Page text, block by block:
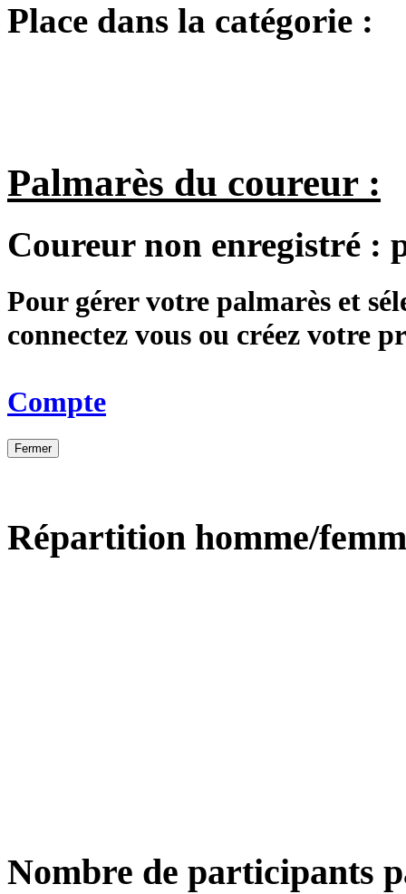
Place dans la catégorie :
Palmarès du coureur :
Coureur non enregistré :
Pour gérer votre palmarès et
connectez vous ou créez votre
Compte
Fermer
Répartition homme/
Nombre de participants